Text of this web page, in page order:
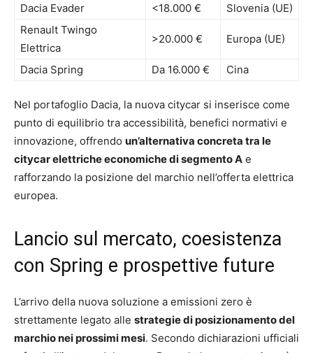
Dacia Evader <18.000 €
Slovenia (UE)
Renault Twingo
Elettrica
>20.000 € Europa (UE)
Dacia Spring Da 16.000 € Cina
Nel portafoglio Dacia, la nuova citycar si inserisce come
punto di equilibrio tra accessibilità, benefici normativi e
innovazione, offrendo un’alternativa concreta tra le
citycar elettriche economiche di segmento A e
rafforzando la posizione del marchio nell’offerta elettrica
europea.
Lancio sul mercato, coesistenza
con Spring e prospettive future
L’arrivo della nuova soluzione a emissioni zero è
strettamente legato alle strategie di posizionamento del
marchio nei prossimi mesi. Secondo dichiarazioni ufficiali